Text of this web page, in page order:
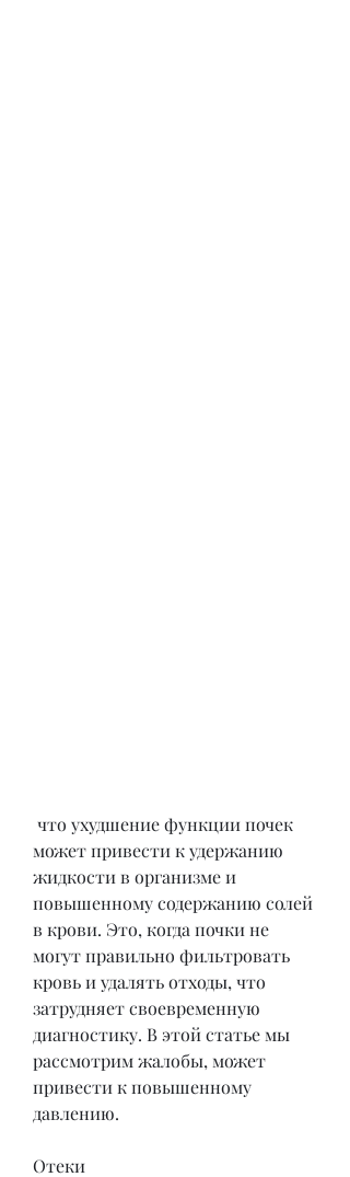
может привести к удержанию
жидкости в организме и
повышенному содержанию солей
в крови. Это, когда почки не
могут правильно фильтровать
кровь и удалять отходы, что
затрудняет своевременную
диагностику. В этой статье мы
рассмотрим жалобы, может
привести к повышенному
давлению.
Отеки